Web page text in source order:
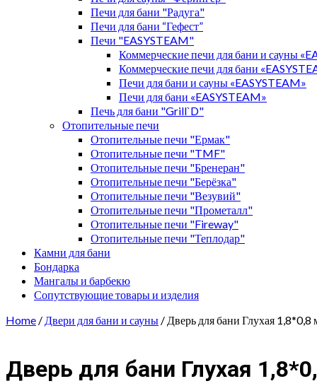
Печи для бани "Радуга"
Печи для бани “Гефест”
Печи "EASYSTEAM"
Коммерческие печи для бани и сауны
Коммерческие печи для бани
Печи для бани и сауны «EASYSTEAM»
Печи для бани «EASYSTEAM»
Печь для бани "Grill`D"
Отопительные печи
Отопительные печи "Ермак"
Отопительные печи "TMF"
Отопительные печи "Бренеран"
Отопительные печи "Берёзка"
Отопительные печи "Везувий"
Отопительные печи "Прометалл"
Отопительные печи "Fireway"
Отопительные печи "Теплодар"
Камни для бани
Бондарка
Мангалы и барбекю
Сопутствующие товары и изделия
Home / Двери для бани и сауны / Дверь для бани Глухая 1,8*0,8
Дверь для бани Глухая